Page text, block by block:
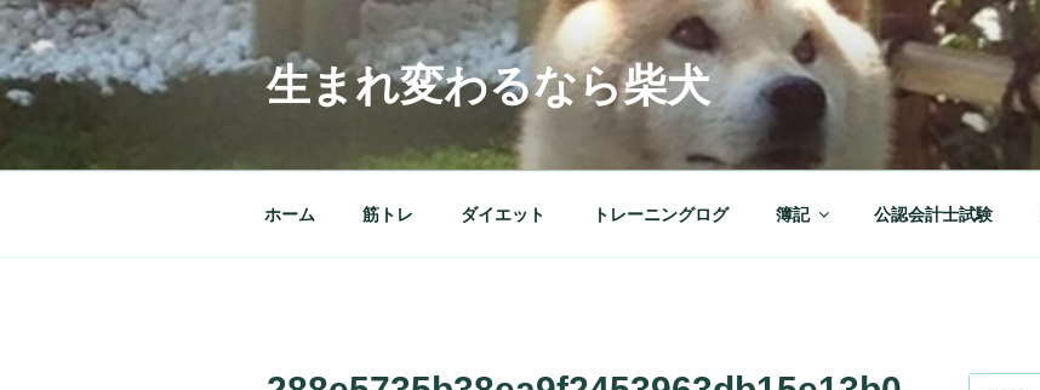
コ
ン
テ
ン
生まれ変わるなら柴犬
ホーム 筋トレ ダイエット トレーニングログ 簿記 公認会計士試験